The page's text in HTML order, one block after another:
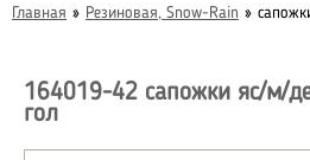
Главная » Резиновая, Snow-Rain »
164019-42 сапожки яс/м/
гол